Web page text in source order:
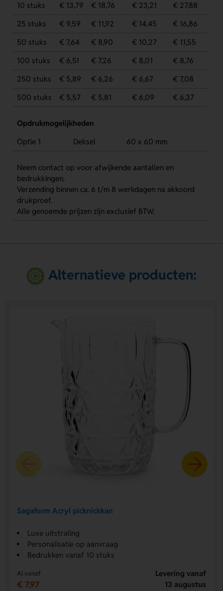
10 stuks € 13,79 € 18,76 € 23,21
€ 27,88
25 stuks
€ 9,59 € 11,92 € 14,45
€ 16,86
50 stuks
€ 7,64 € 8,90 € 10,27
€ 11,55
100 stuks
€ 6,51 € 7,26 € 8,01
€ 8,76
250 stuks
€ 5,89 € 6,26 € 6,67
€ 7,08
500 stuks
€ 5,57 € 5,81 € 6,09 € 6,37
Opdrukmogelijkheden
Optie 1
Deksel 60 x 60 mm
Neem contact op voor afwijkende aantallen en
bedrukkingen.
Verzending binnen ca. 6 t/m 8 werkdagen na akkoord
drukproef.
Alle genoemde prijzen zijn exclusief BTW.
Alternatieve producten:
Sagaform Acryl picknickkan
Luxe uitstraling
Personalisatie op aanvraag
Bedrukken vanaf 10 stuks
Al vanaf
€ 7,97
Levering vanaf
13 augustus